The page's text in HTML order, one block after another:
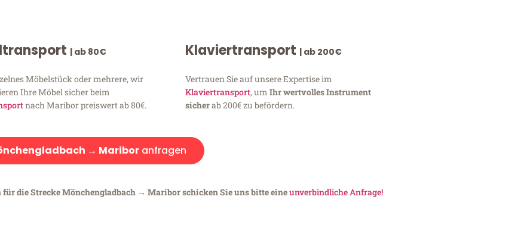
| ab 80€
Möbelstück oder mehrere, wir
Ihre Möbel sicher beim
nach Maribor preiswert ab 80€.
Klaviertransport | ab 200€
Vertrauen Sie auf unsere Expertise im
Klaviertransport, um Ihr wertvolles Instrument
sicherab 200€ zu befördern.
→ Mariboranfragen
die Strecke Mönchengladbach → Maribor schicken Sie uns bitte eineunverbindliche Anfrage!